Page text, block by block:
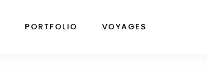
PORTFOLIO VOYAGES